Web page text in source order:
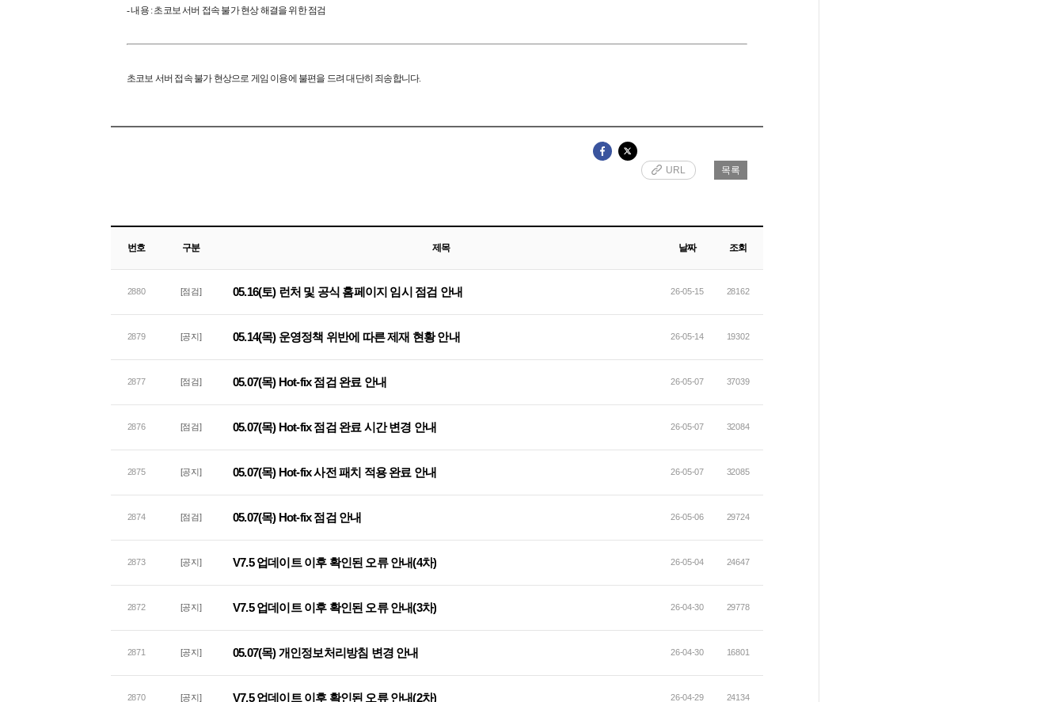
- 내용 : 초코보 서버 접속 불가 현상 해결을 위한 점검
초코보 서버 접속 불가 현상으로 게임 이용에 불편을 드려 대단히 죄송합니다.
URL
번호 구분 제목 날짜 조회
2880 [점검] 05.16(토) 런처 및 공식 홈페이지 임시 점검 안내 26-05-15 28162
2879 [공지] 05.14(목) 운영정책 위반에 따른 제재 현황 안내 26-05-14 19302
2877 [점검] 05.07(목) Hot-fix 점검 완료 안내 26-05-07 37039
2876 [점검] 05.07(목) Hot-fix 점검 완료 시간 변경 안내 26-05-07 32084
2875 [공지] 05.07(목) Hot-fix 사전 패치 적용 완료 안내 26-05-07 32085
2874 [점검] 05.07(목) Hot-fix 점검 안내 26-05-06 29724
2873 [공지] V7.5 업데이트 이후 확인된 오류 안내(4차) 26-05-04 24647
2872 [공지] V7.5 업데이트 이후 확인된 오류 안내(3차) 26-04-30 29778
2871 [공지] 05.07(목) 개인정보처리방침 변경 안내 26-04-30 16801
2870 [공지] V7.5 업데이트 이후 확인된 오류 안내(2차) 26-04-29 24134